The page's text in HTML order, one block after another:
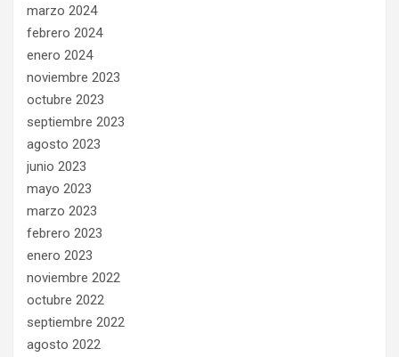
marzo 2024
febrero 2024
enero 2024
noviembre 2023
octubre 2023
septiembre 2023
agosto 2023
junio 2023
mayo 2023
marzo 2023
febrero 2023
enero 2023
noviembre 2022
octubre 2022
septiembre 2022
agosto 2022